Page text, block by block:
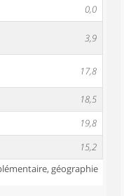
0,0
3,9
17,8
18,5
19,8
15,2
géographie